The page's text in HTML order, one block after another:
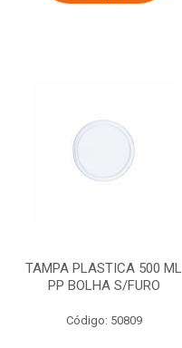
TAMPA PLASTICA 500 ML
PP BOLHA S/FURO
Código: 50809